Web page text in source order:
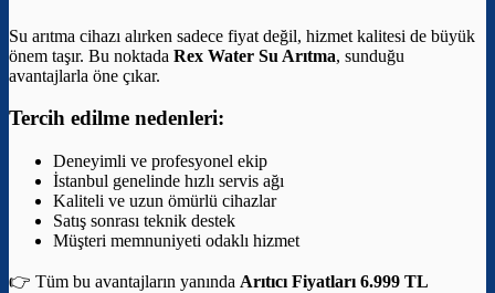
Su arıtma cihazı alırken sadece fiyat değil, hizmet kalitesi de büyük
önem taşır. Bu noktada Rex Water Su Arıtma, sunduğu
avantajlarla öne çıkar.
Tercih edilme nedenleri:
Deneyimli ve profesyonel ekip
İstanbul genelinde hızlı servis ağı
Kaliteli ve uzun ömürlü cihazlar
Satış sonrası teknik destek
Müşteri memnuniyeti odaklı hizmet
👉 Tüm bu avantajların yanında Arıtıcı Fiyatları 6.999 TL